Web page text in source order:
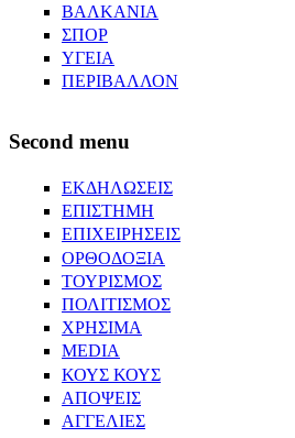
ΒΑΛΚΑΝΙΑ
ΣΠΟΡ
ΥΓΕΙΑ
ΠΕΡΙΒΑΛΛΟΝ
Second menu
ΕΚΔΗΛΩΣΕΙΣ
ΕΠΙΣΤΗΜΗ
ΕΠΙΧΕΙΡΗΣΕΙΣ
ΟΡΘΟΔΟΞΙΑ
ΤΟΥΡΙΣΜΟΣ
ΠΟΛΙΤΙΣΜΟΣ
ΧΡΗΣΙΜΑ
MEDIA
ΚΟΥΣ ΚΟΥΣ
ΑΠΟΨΕΙΣ
ΑΓΓΕΛΙΕΣ